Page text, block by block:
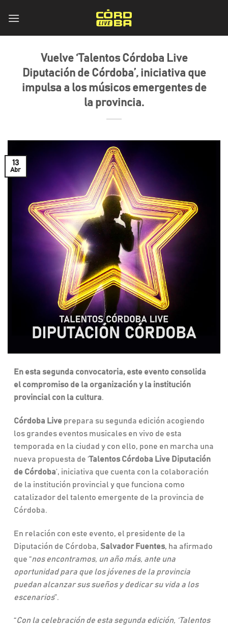
Vuelve ‘Talentos Córdoba Live
Diputación de Córdoba’, iniciativa que
impulsa a los músicos emergentes de
la provincia.
13
Abr
En esta segunda convocatoria, este evento consolida
el compromiso de la organización y la institución
provincial con la cultura.
Córdoba Live prepara su segunda edición acogiendo
los grandes eventos musicales en vivo de esta
temporada en la ciudad y con ello, pone en marcha una
nueva propuesta de ‘Talentos Córdoba Live Diputación
de Córdoba’, iniciativa que cuenta con la colaboración
de la institución provincial y que funciona como
catalizador del talento emergente de la provincia de
Córdoba.
En relación con este evento, el presidente de la
Diputación de Córdoba, Salvador Fuentes, ha afirmado
que “nos encontramos, un año más, ante una
oportunidad para que los jóvenes de la provincia
puedan alcanzar sus sueños y dedicar su vida a los
escenarios”.
“Con la celebración de esta segunda edición, ‘Talentos